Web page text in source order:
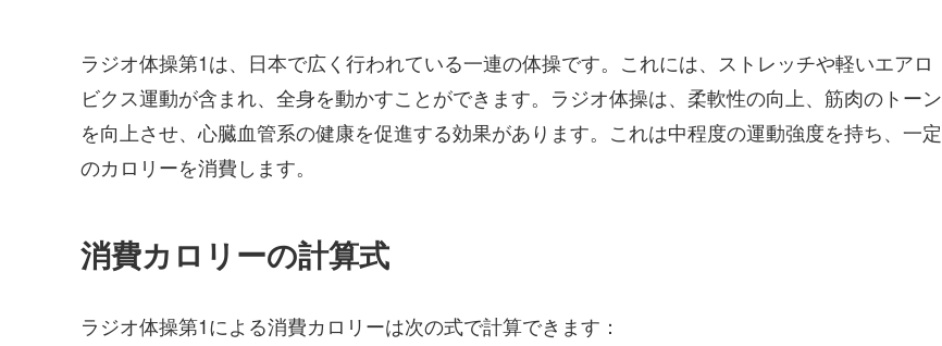
ラジオ体操第1は、日本で広く行われている一連の体操です。これには、ストレッチや軽いエアロ
ビクス運動が含まれ、全身を動かすことができます。ラジオ体操は、柔軟性の向上、筋肉のトーン
を向上させ、心臓血管系の健康を促進する効果があります。これは中程度の運動強度を持ち、一定
のカロリーを消費します。
消費カロリーの計算式
ラジオ体操第1による消費カロリーは次の式で計算できます：